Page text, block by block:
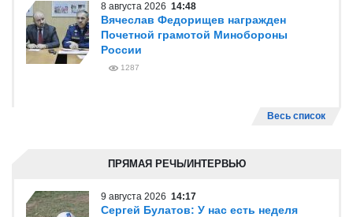
8 августа 2026 14:48
Вячеслав Федорищев награжден
Почетной грамотой Минобороны
России
1287
Весь список
ПРЯМАЯ РЕЧЬ/ИНТЕРВЬЮ
9 августа 2026 14:17
Сергей Булатов: У нас есть неделя